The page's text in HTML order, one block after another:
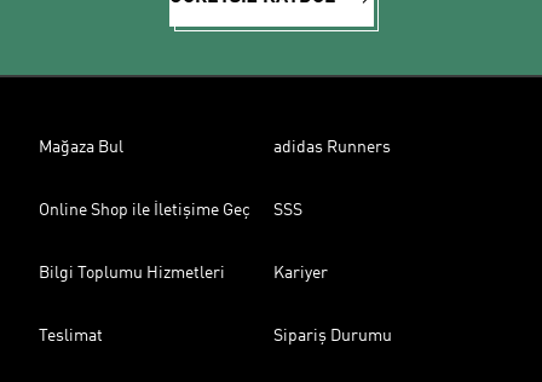
Mağaza Bul adidas Runners
Online Shop ile İletişime Geç SSS
Bilgi Toplumu Hizmetleri Kariyer
Teslimat Sipariş Durumu